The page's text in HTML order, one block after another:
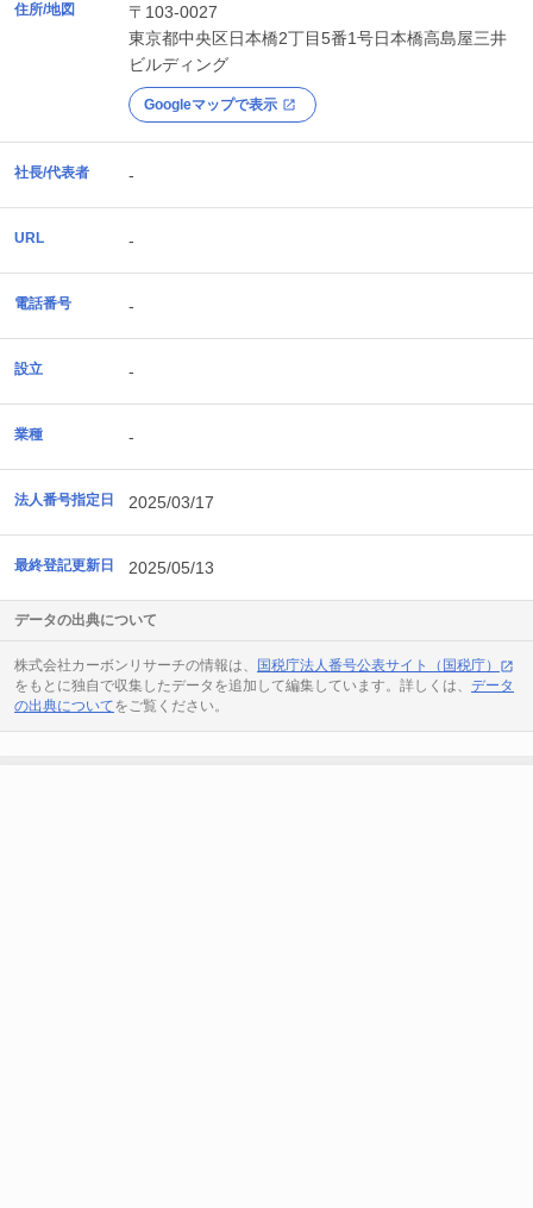
住所/地図
〒103-0027
東京都中央区日本橋2丁目5番1号日本橋高島屋三井
ビルディング
Googleマップで表示
社長/代表者 -
URL -
電話番号 -
設立 -
業種 -
法人番号指定日 2025/03/17
最終登記更新日 2025/05/13
データの出典について
株式会社カーボンリサーチの情報は、
国税庁法人番号公表サイト（国税庁）
をもとに独自で収集したデータを追加して編集しています。詳しくは、 データ
の出典についてをご覧ください。